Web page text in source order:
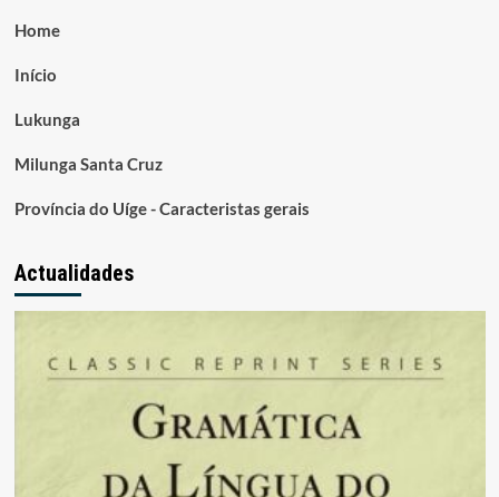
Home
Início
Lukunga
Milunga Santa Cruz
Província do Uíge - Caracteristas gerais
Actualidades